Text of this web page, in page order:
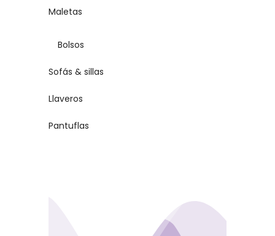
Maletas
Bolsos
Sofás & sillas
Llaveros
Pantuflas